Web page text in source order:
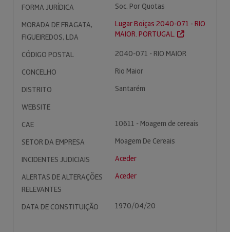
FORMA JURÍDICA
Soc. Por Quotas
MORADA DE FRAGATA,
FIGUEIREDOS, LDA
Lugar Boiças 2040-071 - RIO
MAIOR. PORTUGAL.
CÓDIGO POSTAL
2040-071 - RIO MAIOR
CONCELHO
Rio Maior
DISTRITO
Santarém
WEBSITE
CAE
10611 - Moagem de cereais
SETOR DA EMPRESA
Moagem De Cereais
INCIDENTES JUDICIAIS
Aceder
ALERTAS DE ALTERAÇÕES
RELEVANTES
Aceder
DATA DE CONSTITUIÇÃO 1970/04/20